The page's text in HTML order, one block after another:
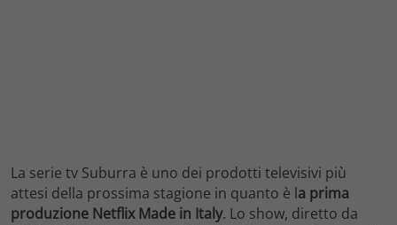
La serie tv Suburra è uno dei prodotti televisivi più
attesi della prossima stagione in quanto è la prima
produzione Netflix Made in Italy. Lo show, diretto da